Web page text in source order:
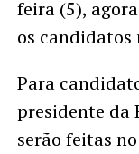
feira (5),
os
Para
presidente da
serão feitas